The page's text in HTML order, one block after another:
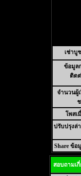
เช่าบู
ข้อมูล
ติด
จำนวนผู้
โพสเ
ปรับปรุงล่
Share ข้อ
สอบถามเ